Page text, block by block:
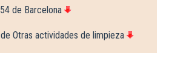
de Barcelona
Otras actividades de limpieza